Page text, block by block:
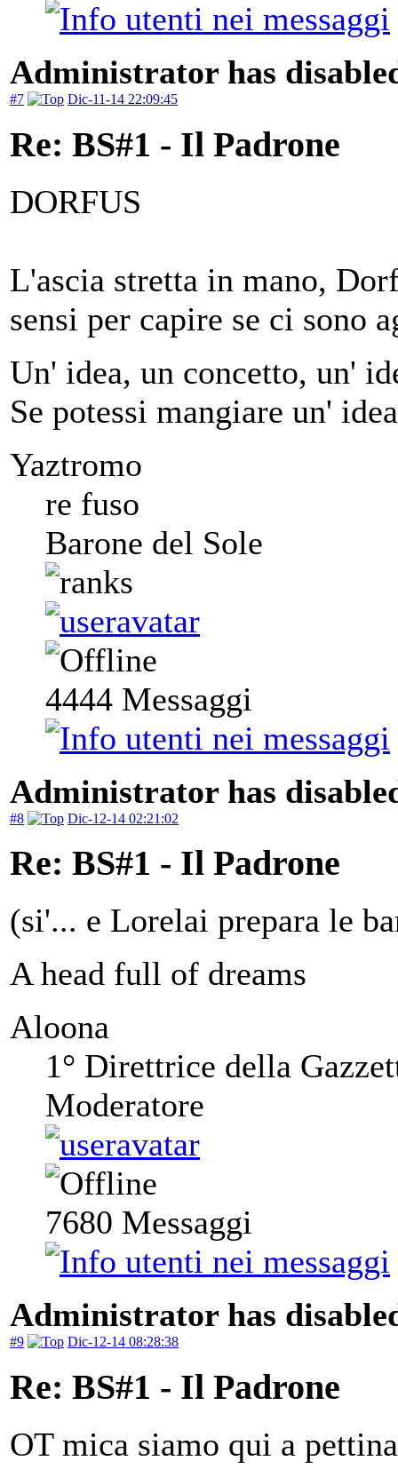
Administrator has
#7 Dic-11-14 22:09:45
Re: BS#1 - Il Padrone
DORFUS
L'ascia stretta in mano,
sensi per capire se ci sono
Un' idea, un concetto, un'
Se potessi mangiare un'
Yaztromo
re fuso
Barone del Sole
4444 Messaggi
Administrator has
#8 Dic-12-14 02:21:02
Re: BS#1 - Il Padrone
(si'... e Lorelai prepara le
A head full of dreams
Aloona
1° Direttrice della
Moderatore
7680 Messaggi
Administrator has
#9 Dic-12-14 08:28:38
Re: BS#1 - Il Padrone
OT mica siamo qui a